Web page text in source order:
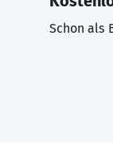
Schon als